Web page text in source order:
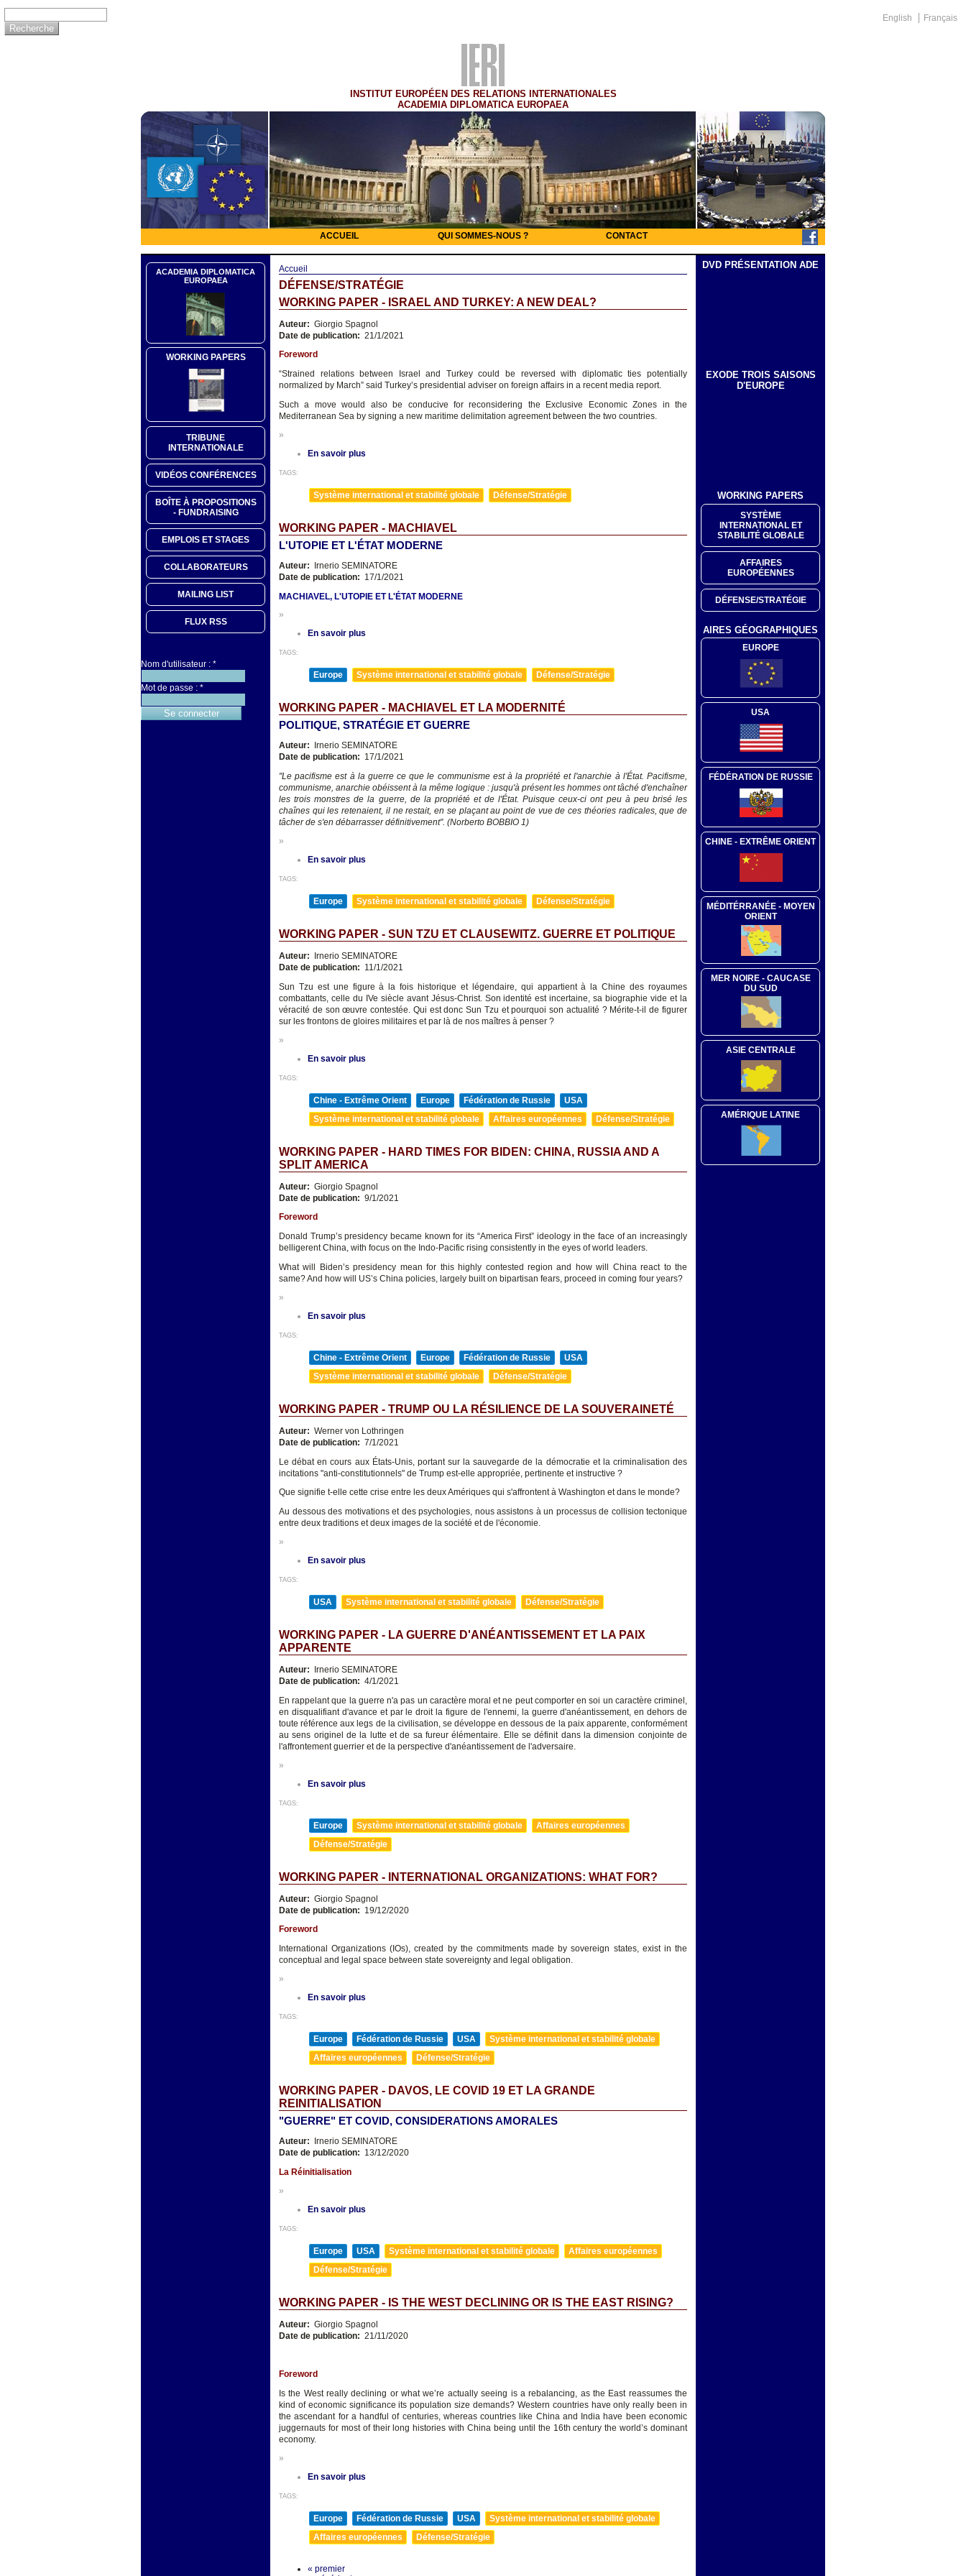
English Français
INSTITUT EUROPÉEN DES RELATIONS INTERNATIONALES
ACADEMIA DIPLOMATICA EUROPAEA
ACCUEIL QUI SOMMES-NOUS ? CONTACT
ACADEMIA DIPLOMATICA
EUROPAEA
WORKING PAPERS
TRIBUNE
INTERNATIONALE
VIDÉOS CONFÉRENCES
BOÎTE À PROPOSITIONS
- FUNDRAISING
EMPLOIS ET STAGES
COLLABORATEURS
MAILING LIST
FLUX RSS
Nom d'utilisateur : *
Mot de passe : *
Accueil
DÉFENSE/STRATÉGIE
WORKING PAPER - ISRAEL AND TURKEY: A NEW DEAL?
Auteur: Giorgio Spagnol
Date de publication: 21/1/2021
Foreword
“Strained relations between Israel and Turkey could be reversed with diplomatic ties potentially
normalized by March” said Turkey’s presidential adviser on foreign affairs in a recent media report.
Such a move would also be conducive for reconsidering the Exclusive Economic Zones in the
Mediterranean Sea by signing a new maritime delimitation agreement between the two countries.
»
En savoir plus
TAGS:
Système international et stabilité globale Défense/Stratégie
WORKING PAPER - MACHIAVEL
L'UTOPIE ET L'ÉTAT MODERNE
Auteur: Irnerio SEMINATORE
Date de publication: 17/1/2021
MACHIAVEL, L'UTOPIE ET L'ÉTAT MODERNE
»
En savoir plus
TAGS:
Europe Système international et stabilité globale Défense/Stratégie
WORKING PAPER - MACHIAVEL ET LA MODERNITÉ
POLITIQUE, STRATÉGIE ET GUERRE
Auteur:
Irnerio SEMINATORE
Date de publication: 17/1/2021
"Le pacifisme est à la guerre ce que le communisme est à la propriété et l'anarchie à l'État. Pacifisme,
communisme, anarchie obéissent à la même logique : jusqu'à présent les hommes ont tâché d'enchaîner
les trois monstres de la guerre, de la propriété et de l'État. Puisque ceux-ci ont peu à peu brisé les
chaînes qui les retenaient, il ne restait, en se plaçant au point de vue de ces théo­ries radicales, que de
tâcher de s'en débarrasser définitivement". (Norberto BOBBIO 1)
»
En savoir plus
TAGS:
Europe Système international et stabilité globale Défense/Stratégie
WORKING PAPER - SUN TZU ET CLAUSEWITZ. GUERRE ET POLITIQUE
Auteur:
Irnerio SEMINATORE
Date de publication: 11/1/2021
Sun Tzu est une figure à la fois historique et légendaire, qui appartient à la Chine des royaumes
combattants, celle du IVe siècle avant Jésus-Christ. Son identité est incertaine, sa biographie vide et la
véracité de son œuvre contestée. Qui est donc Sun Tzu et pourquoi son actualité ? Mérite-t-il de figurer
sur les frontons de gloires militaires et par là de nos maîtres à penser ?
»
En savoir plus
TAGS:
Chine - Extrême Orient Europe Fédération de Russie
USA
Système international et stabilité globale
Affaires européennes Défense/Stratégie
WORKING PAPER - HARD TIMES FOR BIDEN: CHINA, RUSSIA AND A
SPLIT AMERICA
Auteur: Giorgio Spagnol
Date de publication: 9/1/2021
Foreword
Donald Trump’s presidency became known for its “America First” ideology in the face of an increasingly
belligerent China, with focus on the Indo-Pacific rising consistently in the eyes of world leaders.
What will Biden’s presidency mean for this highly contested region and how will China react to the
same? And how will US’s China policies, largely built on bipartisan fears, proceed in coming four years?
»
En savoir plus
TAGS:
Chine - Extrême Orient Europe Fédération de Russie
USA
Système international et stabilité globale
Défense/Stratégie
WORKING PAPER - TRUMP OU LA RÉSILIENCE DE LA SOUVERAINETÉ
Auteur: Werner von Lothringen
Date de publication: 7/1/2021
Le débat en cours aux États-Unis, portant sur la sauvegarde de la démocratie et la criminalisation des
incitations "anti-constitutionnels" de Trump est-elle appropriée, pertinente et instructive ?
Que signifie t-elle cette crise entre les deux Amériques qui s'affrontent à Washington et dans le monde?
Au dessous des motivations et des psychologies, nous assistons à un processus de collision tectonique
entre deux traditions et deux images de la société et de l'économie.
»
En savoir plus
TAGS:
USA Système international et stabilité globale Défense/Stratégie
WORKING PAPER - LA GUERRE D'ANÉANTISSEMENT ET LA PAIX
APPARENTE
Auteur:
Irnerio SEMINATORE
Date de publication: 4/1/2021
En rappelant que la guerre n'a pas un caractère moral et ne peut comporter en soi un caractère criminel,
en disqualifiant d'avance et par le droit la figure de l'ennemi, la guerre d'anéantissement, en dehors de
toute référence aux legs de la civilisation, se développe en dessous de la paix apparente, conformément
au sens originel de la lutte et de sa fureur élémentaire. Elle se définit dans la dimension conjointe de
l'affrontement guerrier et de la perspective d'anéantissement de l'adversaire.
»
En savoir plus
TAGS:
Europe Système international et stabilité globale
Affaires européennes
Défense/Stratégie
WORKING PAPER - INTERNATIONAL ORGANIZATIONS: WHAT FOR?
Auteur: Giorgio Spagnol
Date de publication: 19/12/2020
Foreword
International Organizations (IOs), created by the commitments made by sovereign states, exist in the
conceptual and legal space between state sovereignty and legal obligation.
»
En savoir plus
TAGS:
Europe Fédération de Russie USA
Système international et stabilité globale
Affaires européennes
Défense/Stratégie
WORKING PAPER - DAVOS, LE COVID 19 ET LA GRANDE
REINITIALISATION
"GUERRE" ET COVID, CONSIDERATIONS AMORALES
Auteur:
Irnerio SEMINATORE
Date de publication: 13/12/2020
La Réinitialisation
»
En savoir plus
TAGS:
Europe USA Système international et stabilité globale
Affaires européennes
Défense/Stratégie
WORKING PAPER - IS THE WEST DECLINING OR IS THE EAST RISING?
Auteur: Giorgio Spagnol
Date de publication: 21/11/2020
Foreword
Is the West really declining or what we’re actually seeing is a rebalancing, as the East reassumes the
kind of economic significance its population size demands? Western countries have only really been in
the ascendant for a handful of centuries, whereas countries like China and India have been economic
juggernauts for most of their long histories with China being until the 16th century the world’s dominant
economy.
»
En savoir plus
TAGS:
Europe Fédération de Russie USA
Système international et stabilité globale
Affaires européennes
Défense/Stratégie
« premier
DVD PRÉSENTATION ADE
EXODE TROIS SAISONS
D'EUROPE
WORKING PAPERS
SYSTÈME
INTERNATIONAL ET
STABILITÉ GLOBALE
AFFAIRES
EUROPÉENNES
DÉFENSE/STRATÉGIE
AIRES GÉOGRAPHIQUES
EUROPE
USA
FÉDÉRATION DE RUSSIE
CHINE - EXTRÊME ORIENT
MÉDITÉRRANÉE - MOYEN
ORIENT
MER NOIRE - CAUCASE
DU SUD
ASIE CENTRALE
AMÉRIQUE LATINE